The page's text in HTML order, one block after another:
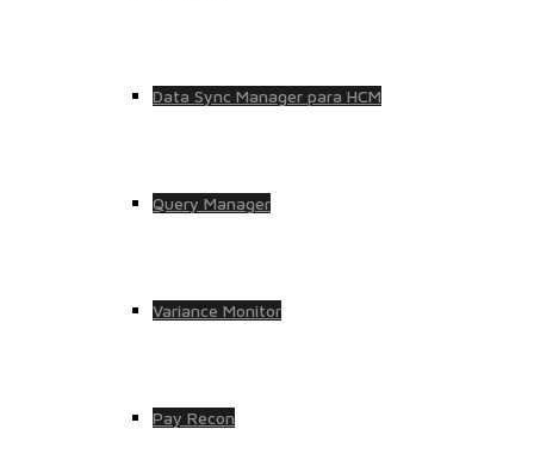
Data Sync Manager para HCM
Query Manager
Variance Monitor
Pay Recon